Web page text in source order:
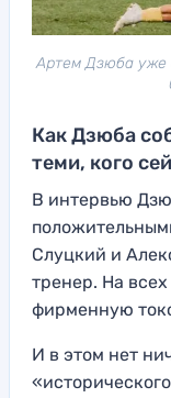
Артем Дзюба уже
Как Дзюба
теми, кого
В интервью
Слуцкий и
тренер. На
фирменную
И в этом нет